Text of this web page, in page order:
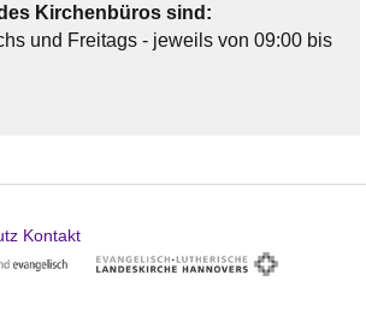
Kirchenbüros sind:
und Freitags - jeweils von 09:00 bis
Kontakt